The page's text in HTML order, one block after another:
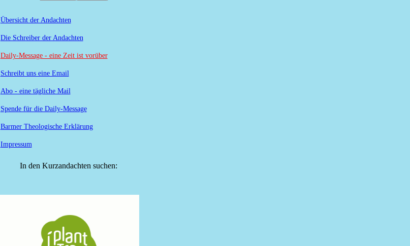
Übersicht der Andachten
Die Schreiber der Andachten
Daily-Message - eine Zeit ist vorüber
Schreibt uns eine Email
Abo - eine tägliche Mail
Spende für die Daily-Message
Barmer Theologische Erklärung
Impressum
In den Kurzandachten suchen: